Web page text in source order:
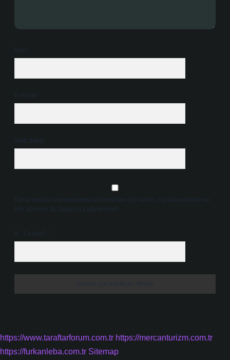
İsim*
E-Posta*
Web Sitesi
Daha sonraki yorumlarımda kullanılması için adım, e-posta adresim ve
site adresim bu tarayıcıya kaydedilsin.
9 - 5 kaçtır?
https://www.taraftarforum.com.tr https://mercanturizm.com.tr
https://furkanleba.com.tr Sitemap